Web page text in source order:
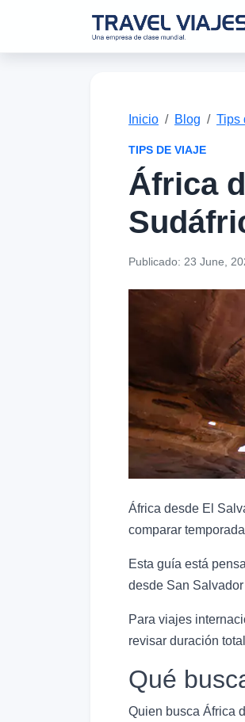
Inicio Blog Tips
TIPS DE VIAJE
África
Publicado: 23 June,
África desde El
comparar
Esta guía está
desde San
Para viajes
revisar duración
Qué
Quien busca África